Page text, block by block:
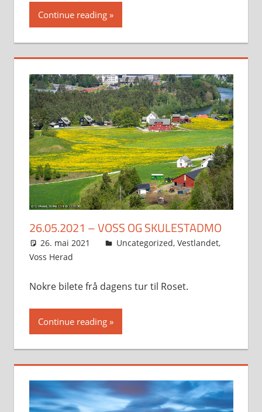
Continue reading
26.05.2021 – VOSS OG SKULESTADMO
26. mai 2021 Svein
Uncategorized, Vestlandet,
Voss Herad
Nokre bilete frå dagens tur til Roset.
Continue reading